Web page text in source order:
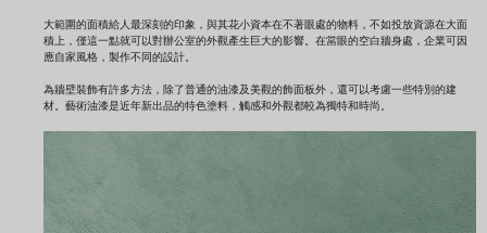
大範圍的面積給人最深刻的印象，與其花小資本在不著眼處的物料，不如投放資源在大面
積上，僅這一點就可以對辦公室的外觀產生巨大的影響。在當眼的空白牆身處，企業可因
應自家風格，製作不同的設計。
為牆壁裝飾有許多方法，除了普通的油漆及美觀的飾面板外，還可以考慮一些特別的建
材。藝術油漆是近年新出品的特色塗料，觸感和外觀都較為獨特和時尚。